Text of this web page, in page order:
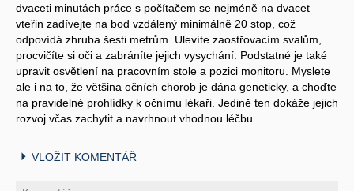
dvaceti minutách práce s počítačem se nejméně na dvacet
vteřin zadívejte na bod vzdálený minimálně 20 stop, což
odpovídá zhruba šesti metrům. Ulevíte zaostřovacím svalům,
procvičíte si oči a zabráníte jejich vysychání. Podstatné je také
upravit osvětlení na pracovním stole a pozici monitoru. Myslete
ale i na to, že většina očních chorob je dána geneticky, a choďte
na pravidelné prohlídky k očnímu lékaři. Jedině ten dokáže jejich
rozvoj včas zachytit a navrhnout vhodnou léčbu.
VLOŽIT KOMENTÁŘ